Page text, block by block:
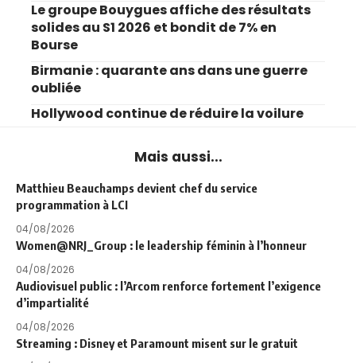
Le groupe Bouygues affiche des résultats
solides au S1 2026 et bondit de 7% en
Bourse
Birmanie : quarante ans dans une guerre
oubliée
Hollywood continue de réduire la voilure
Mais aussi...
Matthieu Beauchamps devient chef du service
programmation à LCI
04/08/2026
Women@NRJ_Group : le leadership féminin à l’honneur
04/08/2026
Audiovisuel public : l’Arcom renforce fortement l’exigence
d’impartialité
04/08/2026
Streaming : Disney et Paramount misent sur le gratuit